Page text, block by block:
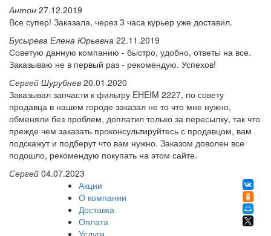
Антон 27.12.2019
Все супер! Заказала, через 3 часа курьер уже доставил.
Бусырева Елена Юрьевна 22.11.2019
Советую данную компанию - быстро, удобно, ответы на все.
Заказываю не в первый раз - рекомендую. Успехов!
Сергей Шурубнев 20.01.2020
Заказывал запчасти к фильтру EHEIM 2227, по совету
продавца в нашем городе заказал не то что мне нужно,
обменяли без проблем, доплатил только за пересылку, так что
прежде чем заказать проконсультируйтесь с продавцом, вам
подскажут и подберут что вам нужно. Заказом доволен все
подошло, рекомендую покупать на этом сайте.
Сергей 04.07.2023
Акции
О компании
Доставка
Оплата
Услуги